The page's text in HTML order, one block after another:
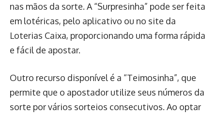
nas mãos da sorte. A “Surpresinha” pode ser feita
em lotéricas, pelo aplicativo ou no site da
Loterias Caixa, proporcionando uma forma rápida
e fácil de apostar.
Outro recurso disponível é a “Teimosinha”, que
permite que o apostador utilize seus números da
sorte por vários sorteios consecutivos. Ao optar